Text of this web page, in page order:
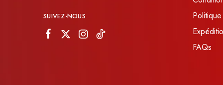
SUIVEZ-NOUS
FAQs